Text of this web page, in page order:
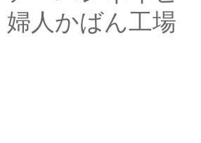
婦人かばん工場